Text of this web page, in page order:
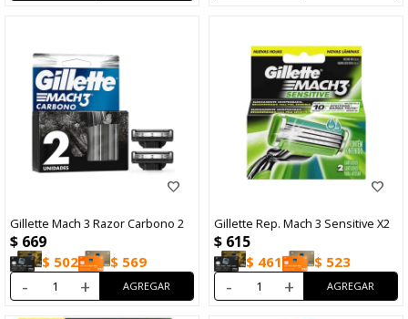
Gillette Mach 3 Razor Carbono 2
$ 669
$ 502 $ 569
- +
Gillette Rep. Mach 3 Sensitive X2
$ 615
$ 461 $ 523
- +